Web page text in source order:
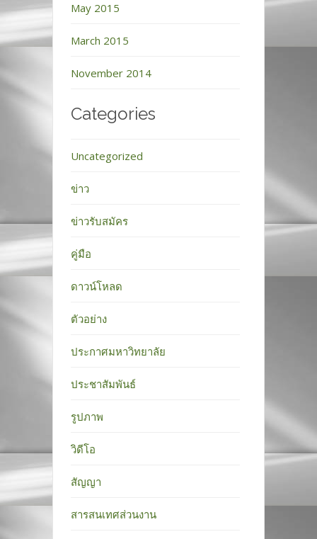
May 2015
March 2015
November 2014
Categories
Uncategorized
ข่าว
ข่าวรับสมัคร
คู่มือ
ดาวน์โหลด
ตัวอย่าง
ประกาศมหาวิทยาลัย
ประชาสัมพันธ์
รูปภาพ
วิดีโอ
สัญญา
สารสนเทศส่วนงาน